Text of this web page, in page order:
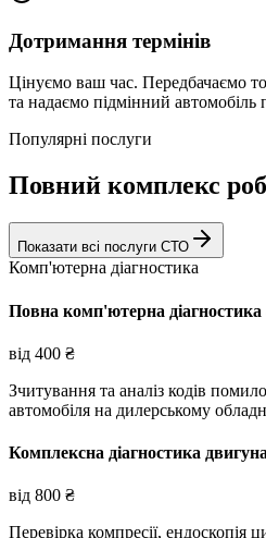
Дотримання термінів
Цінуємо ваш час. Передбачаємо
та надаємо підмінний
Популярні послуги
Повний комплекс
Показати всі послуги СТО
Комп'ютерна діагностика
Повна комп'ютерна діагностика
від 400 ₴
Зчитування та аналіз кодів
автомобіля на дилерському
Комплексна діагностика двигуна
від 800 ₴
Перевірка компресії, ендоскопія